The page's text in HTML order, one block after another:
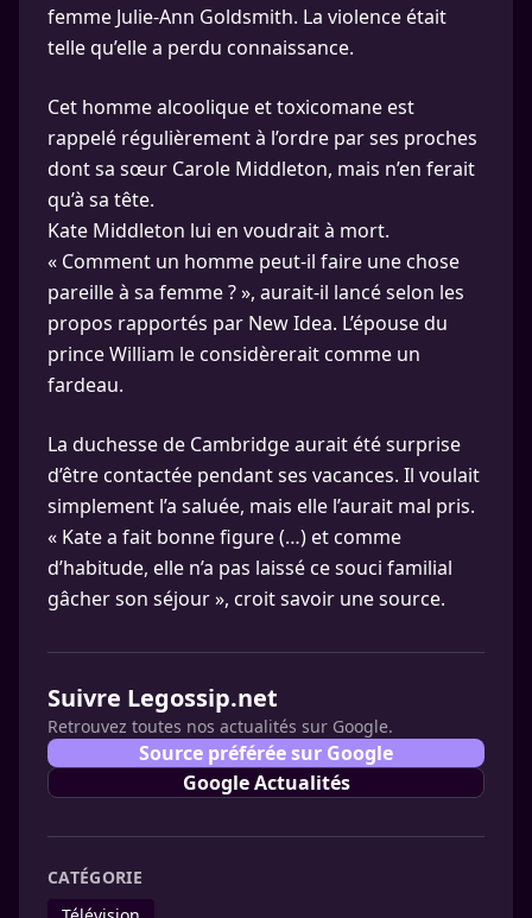
femme Julie-Ann Goldsmith. La violence était
telle qu’elle a perdu connaissance.
Cet homme alcoolique et toxicomane est
rappelé régulièrement à l’ordre par ses proches
dont sa sœur Carole Middleton, mais n’en ferait
qu’à sa tête.
Kate Middleton lui en voudrait à mort.
« Comment un homme peut-il faire une chose
pareille à sa femme ? », aurait-il lancé selon les
propos rapportés par New Idea. L’épouse du
prince William le considèrerait comme un
fardeau.
La duchesse de Cambridge aurait été surprise
d’être contactée pendant ses vacances. Il voulait
simplement l’a saluée, mais elle l’aurait mal pris.
« Kate a fait bonne figure (…) et comme
d’habitude, elle n’a pas laissé ce souci familial
gâcher son séjour », croit savoir une source.
Suivre Legossip.net
Retrouvez toutes nos actualités sur Google.
Source préférée sur Google
Google Actualités
CATÉGORIE